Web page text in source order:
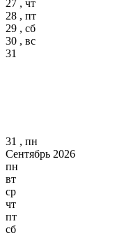
27 , чт
28 , пт
29 , сб
30 , вс
31
31 , пн
Сентябрь 2026
пн
вт
ср
чт
пт
сб